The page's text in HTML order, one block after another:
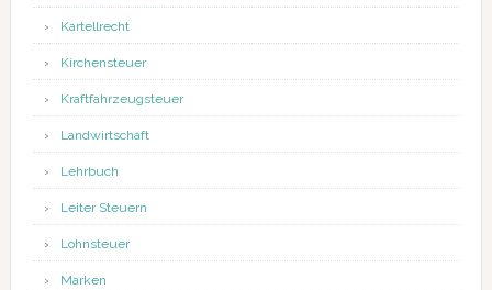
Kartellrecht
Kirchensteuer
Kraftfahrzeugsteuer
Landwirtschaft
Lehrbuch
Leiter Steuern
Lohnsteuer
Marken